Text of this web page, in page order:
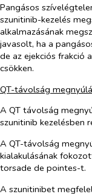
Pangásos
szunitinib-kezelés
alkalmazásának
javasolt, ha a
de az ejekciós frakció
csökken.
QT-távolság
A QT távolság
szunitinib kezelésben
A QT-távolság
kialakulásának
torsade de pointes-t.
A szunitinibet